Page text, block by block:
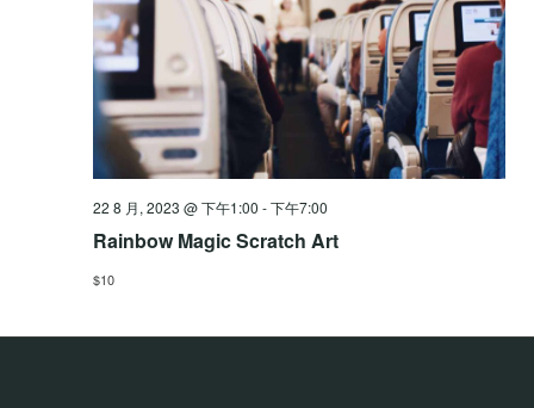
22 8 月, 2023 @ 下午1:00 -下午7:00
Rainbow Magic Scratch Art
$10